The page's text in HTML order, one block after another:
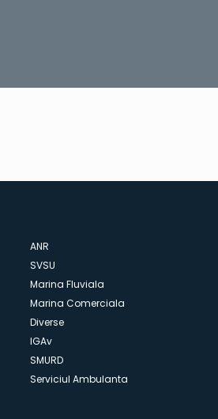
ANR
SVSU
Marina Fluviala
Marina Comerciala
Diverse
IGAv
SMURD
Serviciul Ambulanta